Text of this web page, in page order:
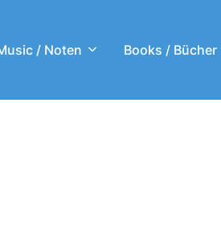
/ Noten Books / Bücher